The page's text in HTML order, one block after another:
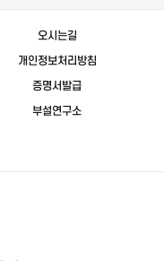
오시는길
개인정보처리방침
증명서발급
부설연구소